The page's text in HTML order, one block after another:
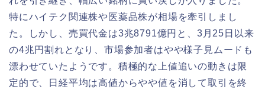
特にハイテク関連株や医薬品株が相場を牽引しまし
た。しかし、売買代金は3兆8791億円と、3月25日以来
の4兆円割れとなり、市場参加者はやや様子見ムードも
漂わせていたようです。積極的な上値追いの動きは限
定的で、日経平均は高値からやや値を消して取引を終